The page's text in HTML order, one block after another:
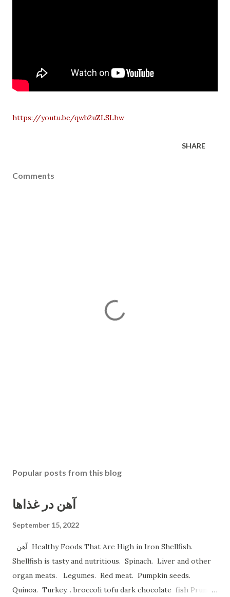
https://youtu.be/qwb2uZLSLhw
SHARE
Comments
Popular posts from this blog
آهن در غذاها
September 15, 2022
Shellfish is tasty and nutritious. Spinach. Liver and other
organ meats. Legumes. Red meat. Pumpkin seeds.
Quinoa. Turkey. . broccoli tofu dark chocolate fish Prune